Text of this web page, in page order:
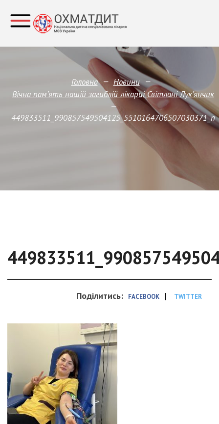
Головна — Новини —
Вічна памʼять нашій загиблій лікарці Світлані Лукʼянчик
—
449833511_990857549504125_5510164706507030371_n
Поділитись: FACEBOOK | TWITTER